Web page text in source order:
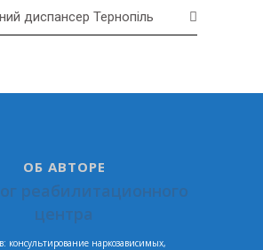
диспансер Тернопіль
ОБ АВТОРЕ
реабилитационного
центра
консультирование наркозависимых,